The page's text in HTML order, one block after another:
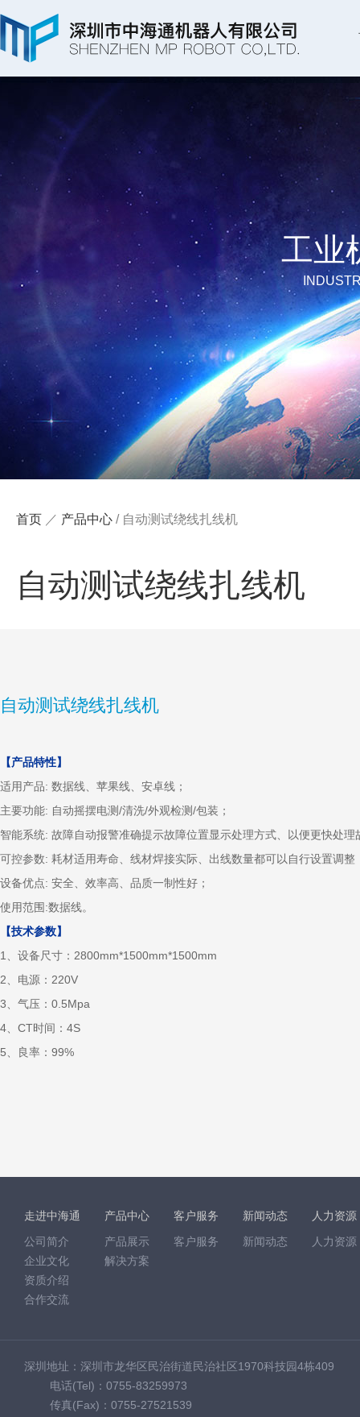
工业
首页 ／ 产品中心 / 自动测试绕线扎线机
自动测试绕线扎线机
自动测试绕线扎线机
【产品特性】
适用产品: 数据线、苹果线、安卓线；
主要功能: 自动摇摆电测/清洗/外观检测/包装；
智能系统: 故障自动报警准确提示故障位置显示处理方式、以便更快处理
可控参数: 耗材适用寿命、线材焊接实际、出线数量都可以自行设置调整
设备优点: 安全、效率高、品质一制性好；
使用范围:数据线。
【技术参数】
1、设备尺寸：2800mm*1500mm*1500mm
2、电源：220V
3、气压：0.5Mpa
4、CT时间：4S
5、良率：99%
走进中海通
公司简介
企业文化
资质介绍
合作交流
产品中心
产品展示
解决方案
客户服务
客户服务
新闻动态
新闻动态
人力资源
人力资源
深圳地址：深圳市龙华区民治街道民治社区1970科技园4栋409
电话(Tel)：0755-83259973
传真(Fax)：0755-27521539